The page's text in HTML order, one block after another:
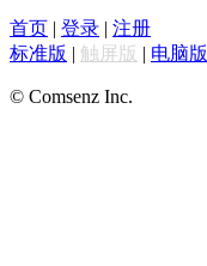
首页 | 登录 | 注册
标准版 | 触屏版 | 电脑版
© Comsenz Inc.